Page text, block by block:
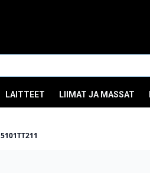
LAITTEET LIIMAT JA MASSAT
5101TT211